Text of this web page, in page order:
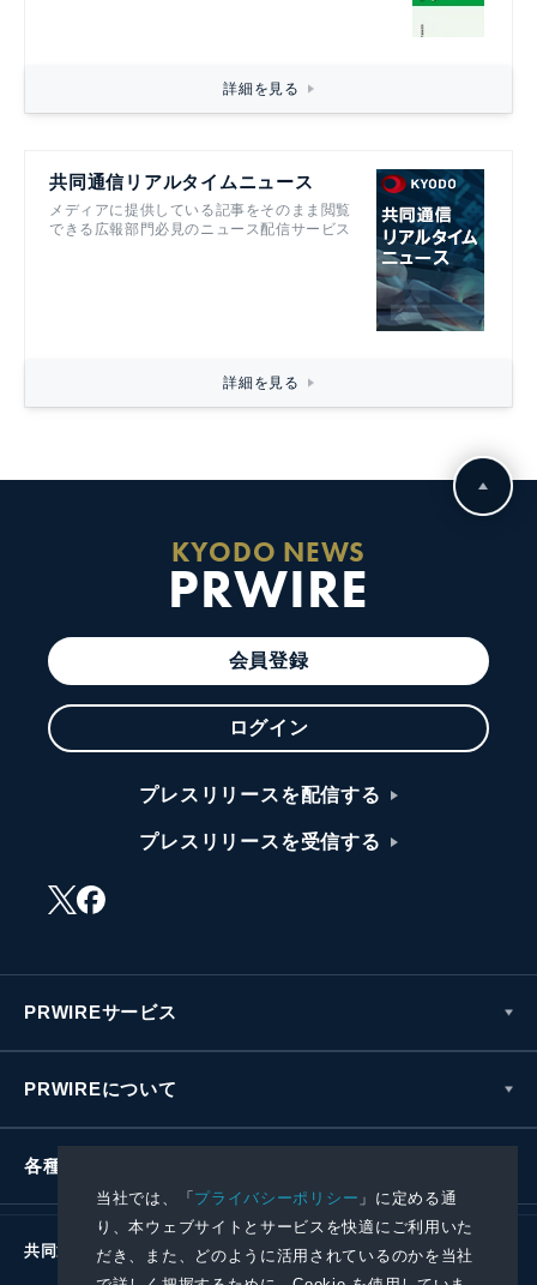
当社では、「プライバシーポリシー 」に定める通
り、本ウェブサイトとサービスを快適にご利用いた
だき、また、どのように活用されているのかを当社
詳細を見る
共同通信リアルタイムニュース
メディアに提供している記事をそのまま閲覧
できる広報部門必見のニュース配信サービス
詳細を見る
KYODO NEWS
PRWIRE
会員登録
ログイン
プレスリリースを配信する
プレスリリースを受信する
PRWIREサービス
PRWIREについて
各種お問い合わせ
共同通信社グループ